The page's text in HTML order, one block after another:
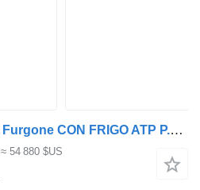
IVECO Daily 35S14V 2.3 Furgone CON FRIGO ATP P.CONSEGNA
≈ 54 880 $US